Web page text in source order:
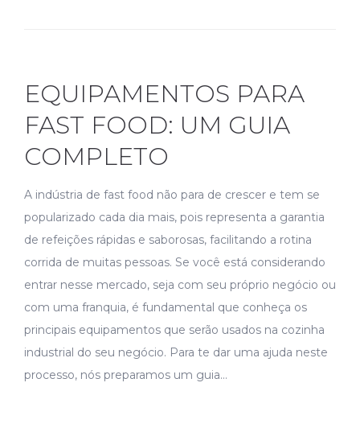
EQUIPAMENTOS PARA
FAST FOOD: UM GUIA
COMPLETO
A indústria de fast food não para de crescer e tem se
popularizado cada dia mais, pois representa a garantia
de refeições rápidas e saborosas, facilitando a rotina
corrida de muitas pessoas. Se você está considerando
entrar nesse mercado, seja com seu próprio negócio ou
com uma franquia, é fundamental que conheça os
principais equipamentos que serão usados na cozinha
industrial do seu negócio. Para te dar uma ajuda neste
processo, nós preparamos um guia…